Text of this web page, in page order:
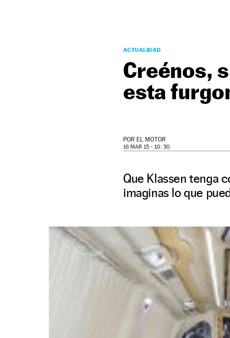
ACTUALIDAD
Creénos,
esta
POR EL MOTOR
16 MAR 15 - 10: 30
Que Klassen tenga
imaginas lo que